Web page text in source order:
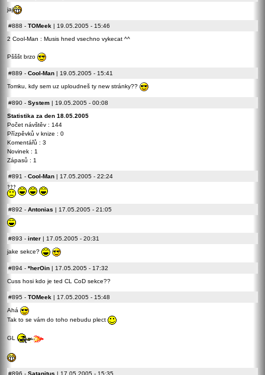
jaj
#888 - TOMeek | 19.05.2005 - 15:46
2 Cool-Man : Musis hned vsechno vykecat ^^
Pšššt brzo
#889 - Cool-Man | 19.05.2005 - 15:41
Tomku, kdy sem uz uploudneš ty new stránky??
#890 - System | 19.05.2005 - 00:08
Statistika za den 18.05.2005
Počet návštěv : 144
Přízpěvků v knize : 0
Komentářů : 3
Novinek : 1
Zápasů : 1
#891 - Cool-Man | 17.05.2005 - 22:24
#892 - Antonias | 17.05.2005 - 21:05
#893 - inter | 17.05.2005 - 20:31
jake sekce?
#894 - *herOin | 17.05.2005 - 17:32
Cuss hosi kdo je ted CL CoD sekce??
#895 - TOMeek | 17.05.2005 - 15:48
Ahá
Tak to se vám do toho nebudu plect
GL
#896 - Satanitus | 17.05.2005 - 15:35